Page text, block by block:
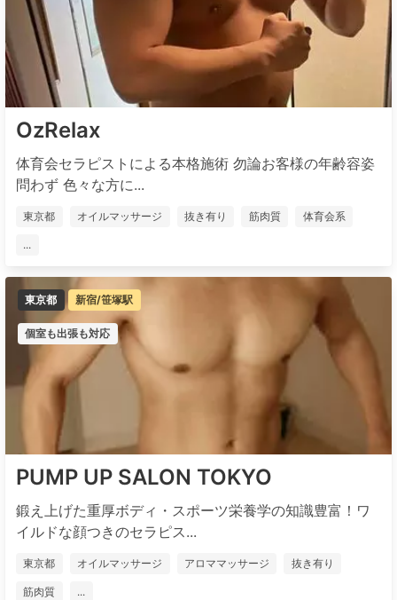
OzRelax
体育会セラピストによる本格施術 勿論お客様の年齢容姿
問わず 色々な方に...
東京都 オイルマッサージ 抜き有り 筋肉質 体育会系
...
東京都 新宿/笹塚駅
個室も出張も対応
PUMP UP SALON TOKYO
鍛え上げた重厚ボディ・スポーツ栄養学の知識豊富！ワ
イルドな顔つきのセラピス...
東京都 オイルマッサージ アロママッサージ 抜き有り
筋肉質 ...